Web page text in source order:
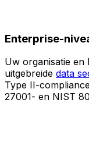
Enterprise-
Uw organisatie
uitgebreide data
Type II-
27001- en NIST